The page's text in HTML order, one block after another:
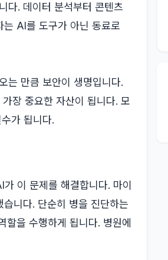
다. 데이터 분석부터 콘텐츠
AI를 도구가 아닌 동료로
는 만큼 보안이 생명입니다.
장 중요한 자산이 됩니다. 모
가 됩니다.
이 문제를 해결합니다. 마이
니다. 단순히 병을 진단하는
을 수행하게 됩니다. 병원에